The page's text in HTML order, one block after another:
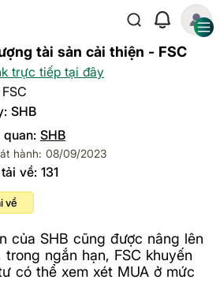
tài sản cải thiện - FSC
trực tiếp tại đây
SHB
quan: SHB
hành: 08/09/2023
về: 131
về
của SHB cũng được nâng lên
trong ngắn hạn, FSC khuyến
có thể xem xét MUA ở mức